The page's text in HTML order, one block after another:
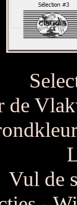
de
Vul de